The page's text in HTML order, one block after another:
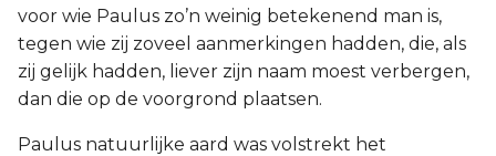
voor wie Paulus zo’n weinig betekenend man is,
tegen wie zij zoveel aanmerkingen hadden, die, als
zij gelijk hadden, liever zijn naam moest verbergen,
dan die op de voorgrond plaatsen.
Paulus natuurlijke aard was volstrekt het